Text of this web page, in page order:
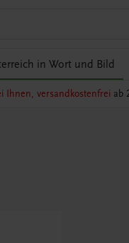
in Wort und Bild
Ihnen, versandkostenfrei ab